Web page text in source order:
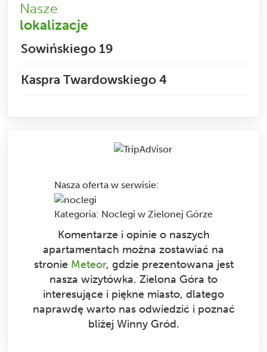
Nasze
lokalizacje
Sowińskiego 19
Kaspra Twardowskiego 4
Nasza oferta w serwisie:
Kategoria: Noclegi w Zielonej Górze
Komentarze i opinie o naszych
apartamentach można zostawiać na
stronie Meteor, gdzie prezentowana jest
nasza wizytówka. Zielona Góra to
interesujące i piękne miasto, dlatego
naprawdę warto nas odwiedzić i poznać
bliżej Winny Gród.